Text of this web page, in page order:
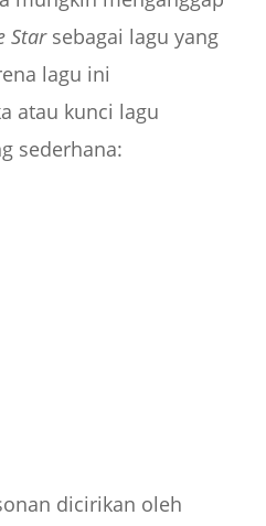
Starsebagai lagu yang
lagu ini
atau kunci lagu
sederhana:
dicirikan oleh